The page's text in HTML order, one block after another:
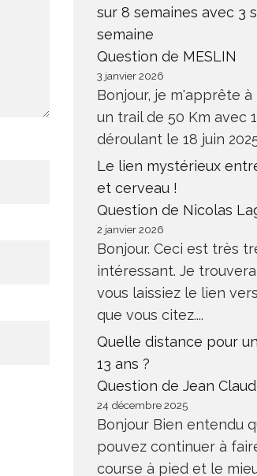
sur 8 semaines avec 3
semaine
Question de MESLIN
3 janvier 2026
Bonjour, je m'apprête
un trail de 50 Km avec
déroulant le 18 juin
Le lien mystérieux
et cerveau !
Question de Nicolas
2 janvier 2026
Bonjour. Ceci est très
intéressant. Je
vous laissiez le lien
que vous citez....
Quelle distance pour
13 ans ?
Question de Jean
24 décembre 2025
Bonjour Bien entendu
pouvez continuer à
course à pied et le